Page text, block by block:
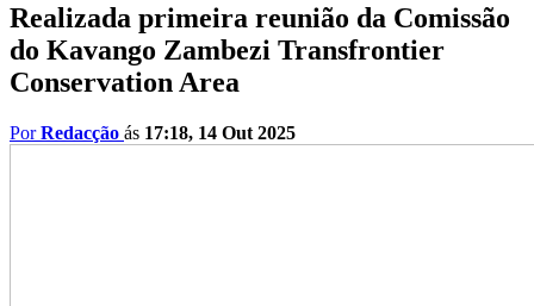
Realizada primeira reunião da Comissão
do Kavango Zambezi Transfrontier
Conservation Area
PorRedacção ás 17:18, 14 Out 2025